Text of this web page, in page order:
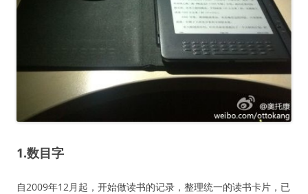
1.数目字
自2009年12月起，开始做读书的记录，整理统一的读书卡片，已